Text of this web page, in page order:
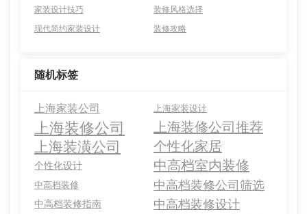
家装设计技巧
装修风格选择
现代简约家装设计
装修攻略
随机标签
上海家装公司 上海家装设计
上海装修公司 上海装修公司推荐
上海装潢公司 个性化家居
个性化设计 中高档室内装修
中高档装修 中高档装修公司筛选
中高档装修指南
中高档装修设计